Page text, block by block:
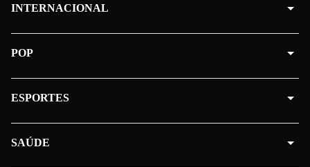
INTERNACIONAL
POP
ESPORTES
SAÚDE